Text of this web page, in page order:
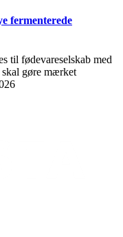
fermenterede
til fødevareselskab med
skal gøre mærket